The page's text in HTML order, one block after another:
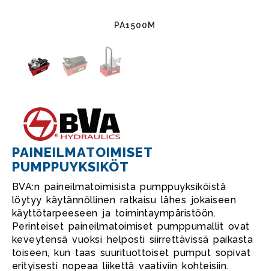
PA1500M
PAINEILMATOIMISET
PUMPPUYKSIKÖT
BVA:n paineilmatoimisista pumppuyksiköistä
löytyy käytännöllinen ratkaisu lähes jokaiseen
käyttötarpeeseen ja toimintaympäristöön.
Perinteiset paineilmatoimiset pumppumallit ovat
keveytensä vuoksi helposti siirrettävissä paikasta
toiseen, kun taas suurituottoiset pumput sopivat
erityisesti nopeaa liikettä vaativiin kohteisiin.